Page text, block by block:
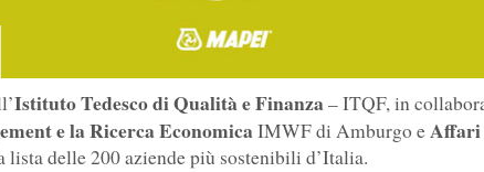
Istituto Tedesco di Qualità e Finanza – ITQF, in
e la Ricerca Economica IMWF di Amburgo eAffari
lista delle 200 aziende più sostenibili d’Italia.